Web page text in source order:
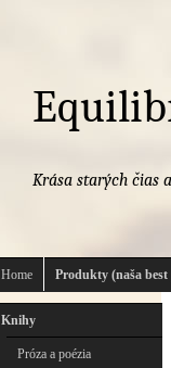
Krása starých čias
Home Produkty (naša
Knihy
Próza a poézia